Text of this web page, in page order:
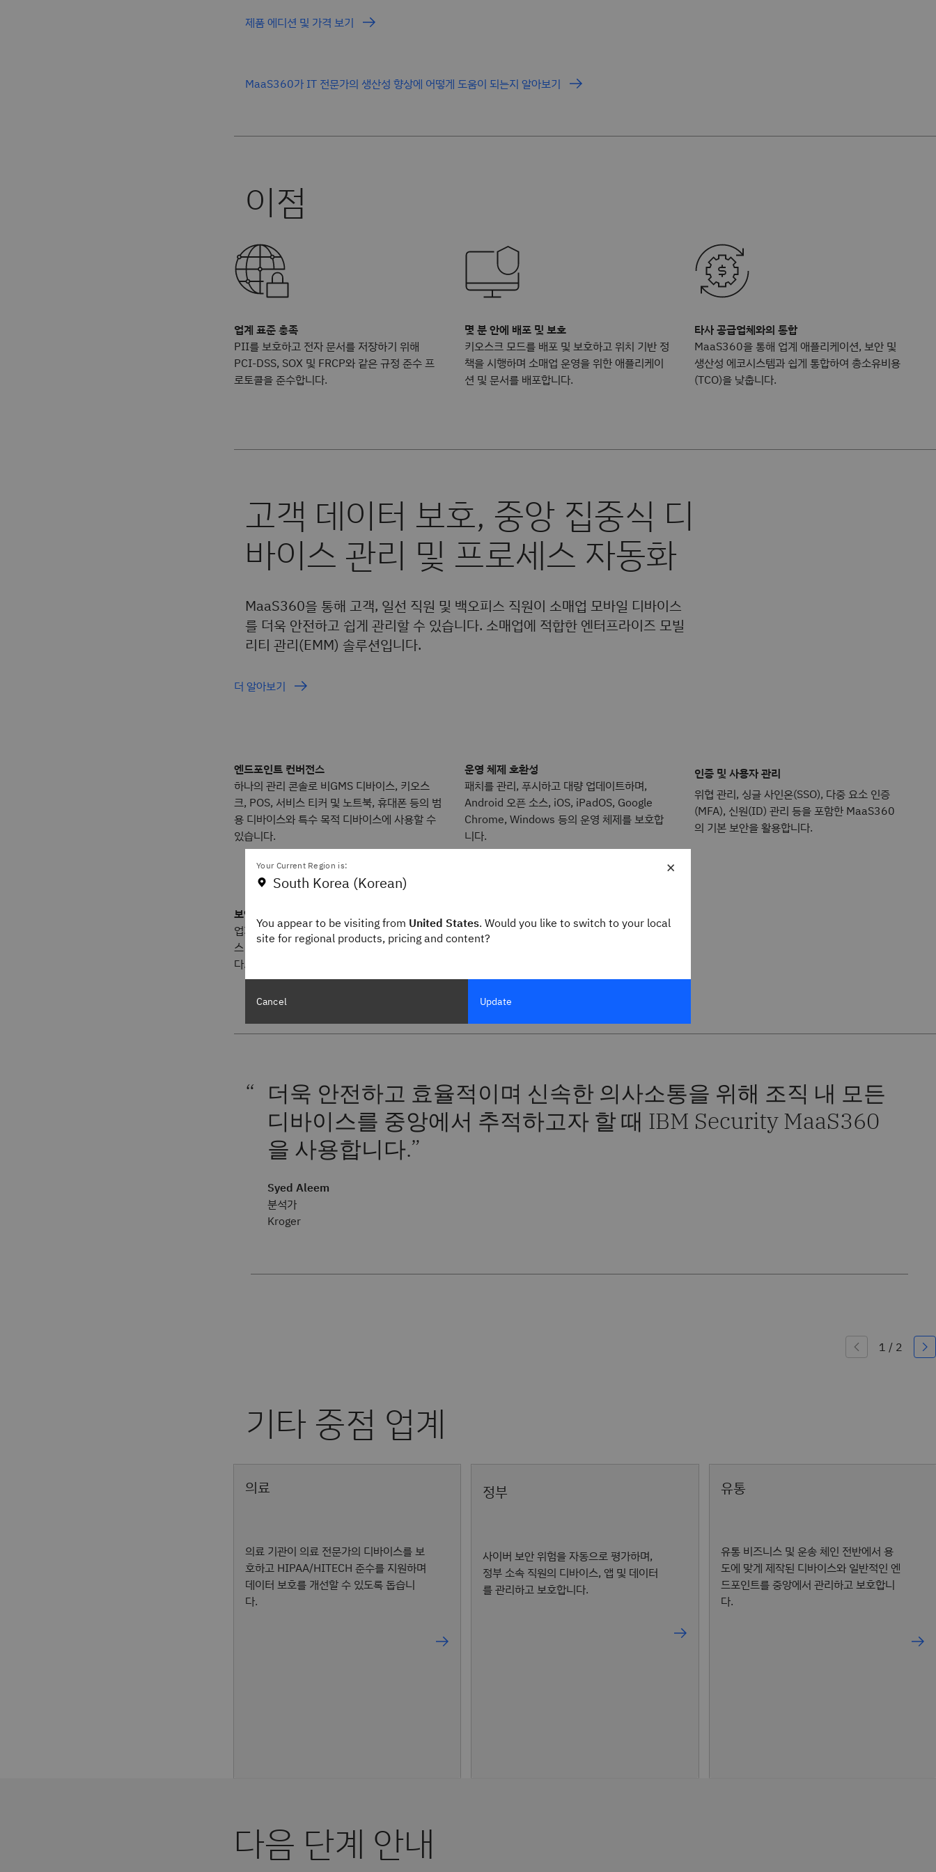
제품 에디션 및 가격 보기
MaaS360가 IT 전문가의 생산성 향상에 어떻게 도움이 되는지 알아보기
업계 표준 충족
PII를 보호하고 전자 문서를 저장하기 위해
PCI-DSS, SOX 및 FRCP와 같은 규정 준수 프
로토콜을 준수합니다.
몇 분 안에 배포 및 보호
키오스크 모드를 배포 및 보호하고 위치 기반 정
책을 시행하며 소매업 운영을 위한 애플리케이
션 및 문서를 배포합니다.
타사 공급업체와의 통합
MaaS360을 통해 업계 애플리케이션, 보안 및
생산성 에코시스템과 쉽게 통합하여 총소유비용
(TCO)을 낮춥니다.
MaaS360을 통해 고객, 일선 직원 및 백오피스 직원이 소매업 모바일 디바이스
를 더욱 안전하고 쉽게 관리할 수 있습니다. 소매업에 적합한 엔터프라이즈 모빌
리티 관리(EMM) 솔루션입니다.
더 알아보기
엔드포인트 컨버전스
하나의 관리 콘솔로 비GMS 디바이스, 키오스
크, POS, 서비스 티커 및 노트북, 휴대폰 등의 범
용 디바이스와 특수 목적 디바이스에 사용할 수
있습니다.
운영 체제 호환성
패치를 관리, 푸시하고 대량 업데이트하며,
Android 오픈 소스, iOS, iPadOS, Google
Chrome, Windows 등의 운영 체제를 보호합
니다.
인증 및 사용자 관리
위협 관리, 싱글 사인온(SSO), 다중 요소 인증
(MFA), 신원(ID) 관리 등을 포함한 MaaS360
의 기본 보안을 활용합니다.
보안 정책
업계 표준에 따라 Watson의 권고사항, 지오펜
스 또는 수동 입력을 통해 보안 정책을 구성합니
다.
사용자 수준에서 애플리케이션 배포, 구성 및 업
데이트를 자동화하고 공급망 등을 위한 애플리
더욱 안전하고 효율적이며 신속한 의사소통을 위해 조직 내 모든
디바이스를 중앙에서 추적하고자 할 때 IBM Security MaaS360
을 사용합니다.
Syed Aleem
분석가
Kroger
의료
의료 기관이 의료 전문가의 디바이스를 보
호하고 HIPAA/HITECH 준수를 지원하며
데이터 보호를 개선할 수 있도록 돕습니
다.
정부
사이버 보안 위험을 자동으로 평가하며,
정부 소속 직원의 디바이스, 앱 및 데이터
를 관리하고 보호합니다.
유통
유통 비즈니스 및 운송 체인 전반에서 용
도에 맞게 제작된 디바이스와 일반적인 엔
드포인트를 중앙에서 관리하고 보호합니
다.
다음 단계 안내
×
Your Current Region is:
South Korea (Korean)
You appear to be visiting from United States. Would you like to switch to your local
site for regional products, pricing and content?
Cancel Update